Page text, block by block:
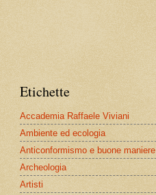
Etichette
Accademia Raffaele Viviani
Ambiente ed ecologia
Anticonformismo e buone maniere
Archeologia
Artisti